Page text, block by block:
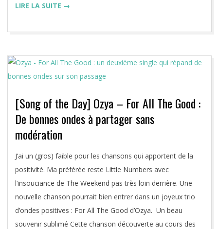
LIRE LA SUITE →
[Song of the Day] Ozya – For All The Good :
De bonnes ondes à partager sans
modération
2020-
03-
15
J’ai un (gros) faible pour les chansons qui apportent de la
positivité. Ma préférée reste Little Numbers avec
l’insouciance de The Weekend pas très loin derrière. Une
nouvelle chanson pourrait bien entrer dans un joyeux trio
d’ondes positives : For All The Good d’Ozya. Un beau
souvenir sublimé Cette chanson découverte au cours des